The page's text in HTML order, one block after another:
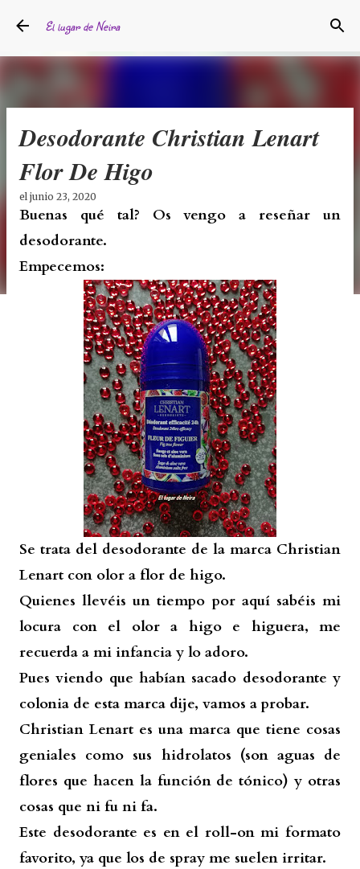
El lugar de Neira
Desodorante Christian Lenart
Flor De Higo
el junio 23, 2020
Buenas qué tal? Os vengo a reseñar un
desodorante.
Empecemos:
Se trata del desodorante de la marca Christian
Lenart con olor a flor de higo.
Quienes llevéis un tiempo por aquí sabéis mi
locura con el olor a higo e higuera, me
recuerda a mi infancia y lo adoro.
Pues viendo que habían sacado desodorante y
colonia de esta marca dije, vamos a probar.
Christian Lenart es una marca que tiene cosas
geniales como sus hidrolatos (son aguas de
flores que hacen la función de tónico) y otras
cosas que ni fu ni fa.
Este desodorante es en el roll-on mi formato
favorito, ya que los de spray me suelen irritar.